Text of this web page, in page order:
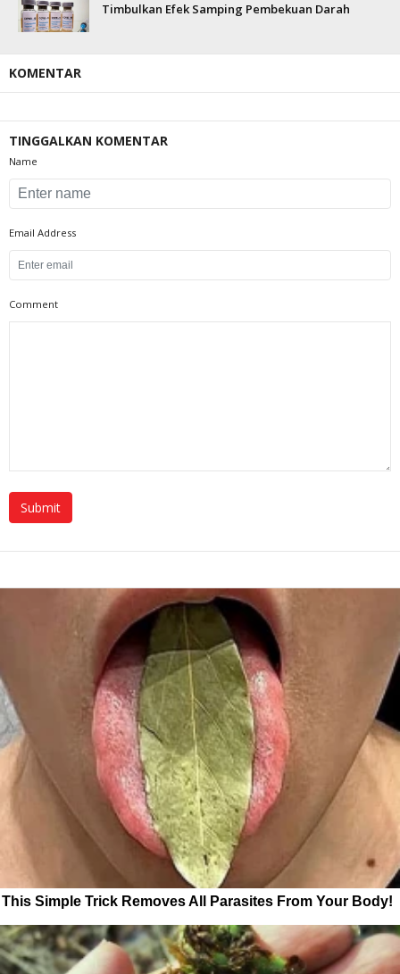
Timbulkan Efek Samping Pembekuan Darah
KOMENTAR
TINGGALKAN KOMENTAR
Name
Email Address
Comment
This Simple Trick Removes All Parasites From Your Body!